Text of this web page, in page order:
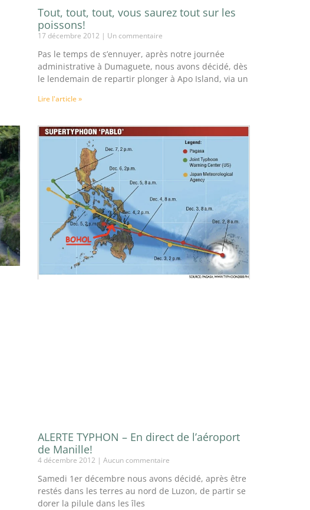
Tout, tout, tout, vous saurez tout sur les
poissons!
17 décembre 2012 Un commentaire
Pas le temps de s’ennuyer, après notre journée
administrative à Dumaguete, nous avons décidé, dès
le lendemain de repartir plonger à Apo Island, via un
Lire l'article »
ALERTE TYPHON – En direct de l’aéroport
de Manille!
4 décembre 2012 Aucun commentaire
Samedi 1er décembre nous avons décidé, après être
restés dans les terres au nord de Luzon, de partir se
dorer la pilule dans les îles